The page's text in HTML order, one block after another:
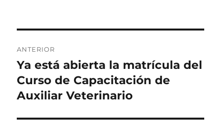
de
entradas
ANTERIOR
Entrada
anterior:
Ya está abierta la matrícula del
Curso de Capacitación de
Auxiliar Veterinario